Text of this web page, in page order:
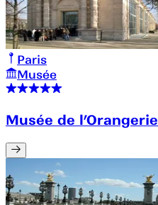
Paris
Musée
Musée de l’Orangerie